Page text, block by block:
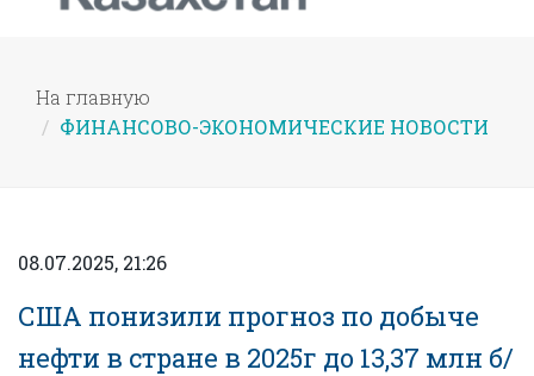
На главную
ФИНАНСОВО-ЭКОНОМИЧЕСКИЕ НОВОСТИ
08.07.2025, 21:26
США понизили прогноз по добыче
нефти в стране в 2025г до 13,37 млн б/